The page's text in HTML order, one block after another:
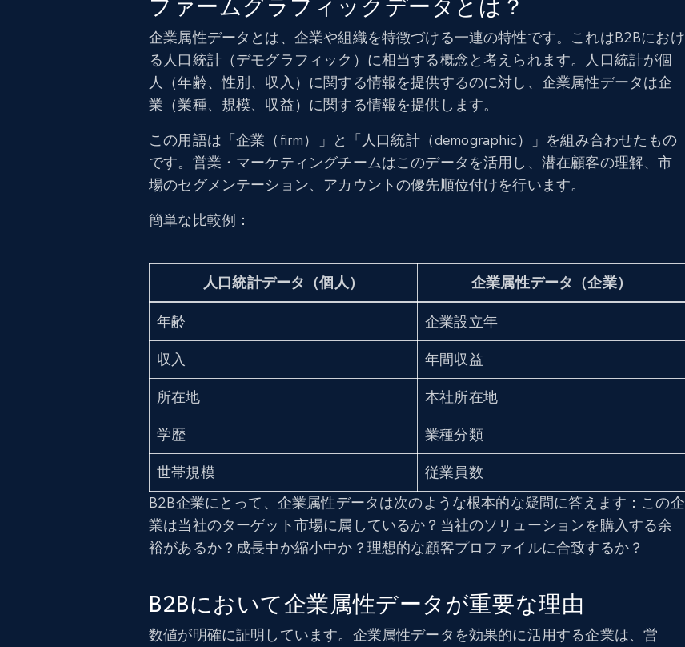
ファームグラフィックデータとは？
企業属性データとは、企業や組織を特徴づける一連の特性です。これはB2Bにおけ
る人口統計（デモグラフィック）に相当する概念と考えられます。人口統計が個
人（年齢、性別、収入）に関する情報を提供するのに対し、企業属性データは企
業（業種、規模、収益）に関する情報を提供します。
この用語は「企業（firm）」と「人口統計（demographic）」を組み合わせたもの
です。営業・マーケティングチームはこのデータを活用し、潜在顧客の理解、市
場のセグメンテーション、アカウントの優先順位付けを行います。
簡単な比較例：
人口統計データ（個人） 企業属性データ（企業）
年齢 企業設立年
収入 年間収益
所在地 本社所在地
学歴 業種分類
世帯規模
従業員数
B2B企業にとって、企業属性データは次のような根本的な疑問に答えます：この企
業は当社のターゲット市場に属しているか？当社のソリューションを購入する余
裕があるか？成長中か縮小中か？理想的な顧客プロファイルに合致するか？
B2Bにおいて企業属性データが重要な理由
数値が明確に証明しています。企業属性データを効果的に活用する企業は、営